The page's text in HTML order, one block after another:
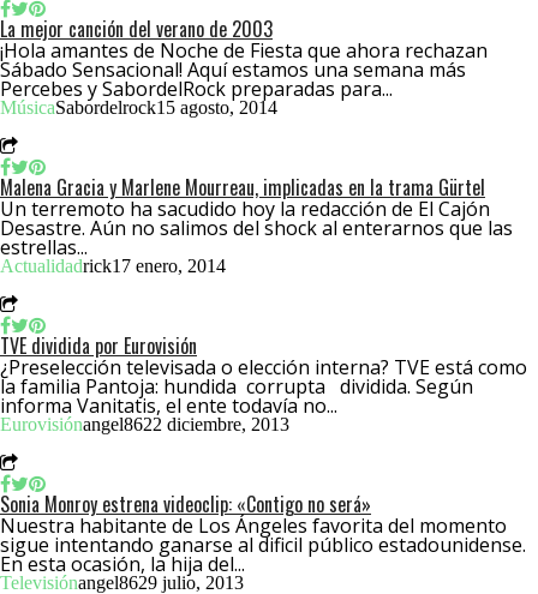
La mejor canción del verano de 2003
¡Hola amantes de Noche de Fiesta que ahora rechazan
Sábado Sensacional! Aquí estamos una semana más
Percebes y SabordelRock preparadas para...
MúsicaSabordelrock15 agosto, 2014
Malena Gracia y Marlene Mourreau, implicadas en la trama Gürtel
Un terremoto ha sacudido hoy la redacción de El Cajón
Desastre. Aún no salimos del shock al enterarnos que las
estrellas...
Actualidadrick17 enero, 2014
TVE dividida por Eurovisión
¿Preselección televisada o elección interna? TVE está como
la familia Pantoja: hundida corrupta dividida. Según
informa Vanitatis, el ente todavía no...
Eurovisiónangel8622 diciembre, 2013
Sonia Monroy estrena videoclip: «Contigo no será»
Nuestra habitante de Los Ángeles favorita del momento
sigue intentando ganarse al dificil público estadounidense.
En esta ocasión, la hija del...
Televisiónangel8629 julio, 2013